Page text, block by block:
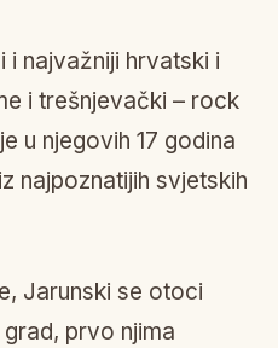
i najvažniji hrvatski i
i trešnjevački – rock
u njegovih 17 godina
najpoznatijih svjetskih
Jarunski se otoci
prvo njima